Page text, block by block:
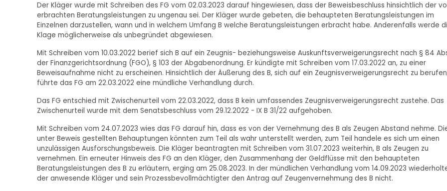
Der Kläger wurde mit Schreiben des FG vom 02.03.2023 darauf hingewiesen, dass der Beweisbeschluss hinsichtlich der
erbrachten Beratungsleistungen zu ungenau sei. Der Kläger wurde gebeten, die behaupteten Beratungsleistungen im
Einzelnen darzustellen, wann und in welchem Umfang B welche Beratungsleistungen erbracht habe. Anderenfalls werde
Klage möglicherweise als unbegründet abgewiesen.
Mit Schreiben vom 10.03.2022 berief sich B auf ein Zeugnis- beziehungsweise Auskunftsverweigerungsrecht nach § 84
der Finanzgerichtsordnung (FGO), § 103 der Abgabenordnung. Er kündigte mit Schreiben vom 17.03.2022 an, zu einer
Beweisaufnahme nicht zu erscheinen. Hinsichtlich der Äußerung des B, sich auf ein Zeugnisverweigerungsrecht zu
führte das FG am 22.03.2022 eine mündliche Verhandlung durch.
Das FG entschied mit Zwischenurteil vom 22.03.2022, dass B kein umfassendes Zeugnisverweigerungsrecht zustehe. Das
Zwischenurteil wurde mit dem Senatsbeschluss vom 29.12.2022 - IX B 31/22 aufgehoben.
Mit Schreiben vom 24.07.2023 wies das FG darauf hin, dass es von der Vernehmung des B als Zeugen Abstand nehme.
unter Beweis gestellten Behauptungen könnten zum Teil als wahr unterstellt werden, zum Teil handele es sich um einen
unzulässigen Ausforschungsbeweis. Die Kläger beantragten mit Schreiben vom 31.07.2023 weiterhin, B als Zeugen zu
vernehmen. Ein erneuter Hinweis des FG an den Kläger, den Zusammenhang der Geldflüsse mit den behaupteten
Beratungsleistungen des B zu erläutern, erging am 25.08.2023. In der mündlichen Verhandlung vom 14.09.2023
der anwesende Kläger und sein Prozessbevollmächtigter den Antrag auf Zeugenvernehmung des B nicht.